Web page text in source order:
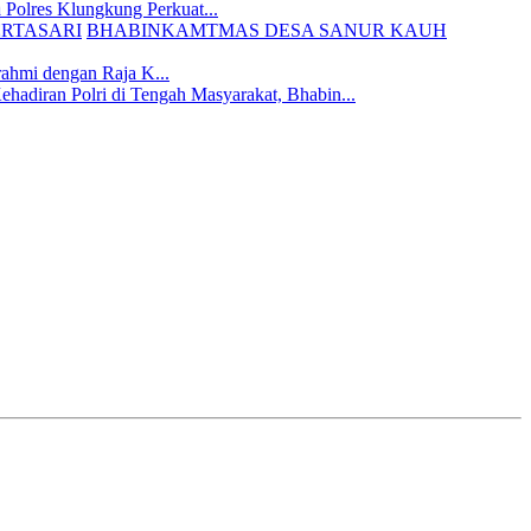
Polres Klungkung Perkuat...
BHABINKAMTMAS DESA SANUR KAUH
dengan Raja K...
Polri di Tengah Masyarakat, Bhabin...